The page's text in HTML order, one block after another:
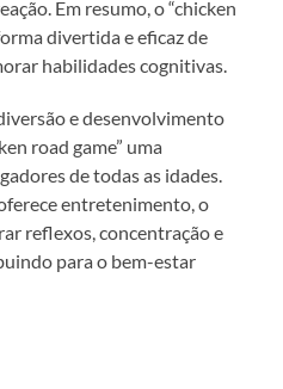
Em resumo, o “chicken
divertida e eficaz de
habilidades cognitivas.
e desenvolvimento
road game” uma
de todas as idades.
entretenimento, o
reflexos, concentração e
para o bem-estar